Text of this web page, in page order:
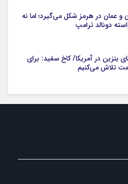
و عمان در هرمز شکل می‌گیرد؛ اما نه
دونالد ترامپ
بنزین در آمریکا/ کاخ سفید: برای
تلاش می‌کنیم